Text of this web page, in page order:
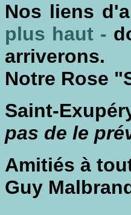
Nos liens
plus haut -
arriverons.
Notre Rose
Saint-
pas de le
Amitiés à
Guy